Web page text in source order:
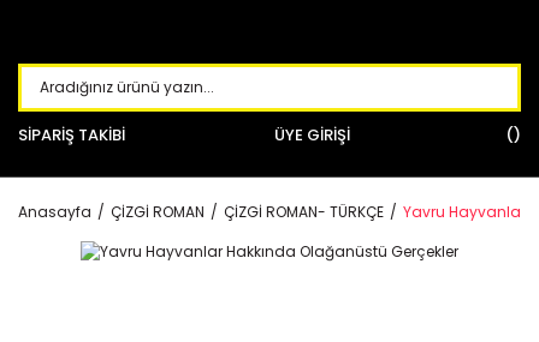
SİPARİŞ TAKİBİ ÜYE GİRİŞİ
Anasayfa ÇİZGİ ROMAN ÇİZGİ ROMAN- TÜRKÇE Yavru Hayvanlar